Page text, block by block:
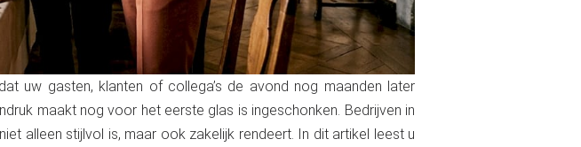
uw gasten, klanten of collega’s de avond nog maanden later
maakt nog voor het eerste glas is ingeschonken. Bedrijven in
alleen stijlvol is, maar ook zakelijk rendeert. In dit artikel leest u